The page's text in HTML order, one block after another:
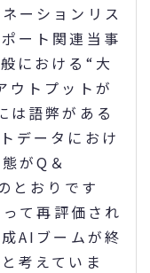
ーションリス
ート関連当事
における“大
ウトプットが
は語弊がある
データにおけ
がQ＆
とおりです
て再評価され
AIブームが終
考えていま